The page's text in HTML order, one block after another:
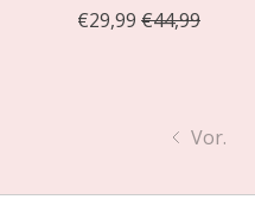
€29,99 €44,99
Vor.